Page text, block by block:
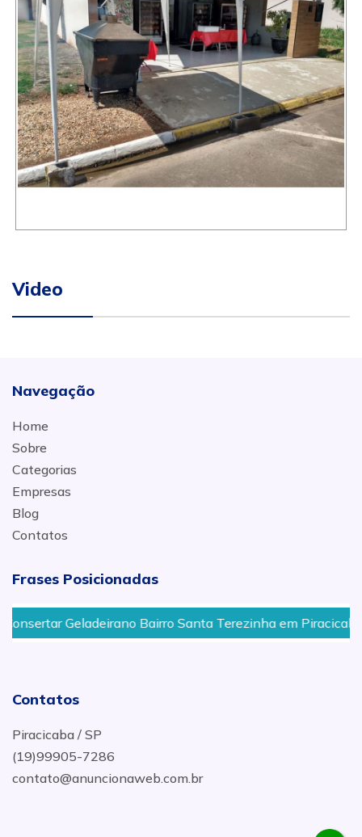
Video
Navegação
Home
Sobre
Categorias
Empresas
Blog
Contatos
Frases Posicionadas
Geladeirano Bairro Santa Terezinha em Piracicaba
Contatos
Piracicaba / SP
(19)99905-7286
contato@anuncionaweb.com.br